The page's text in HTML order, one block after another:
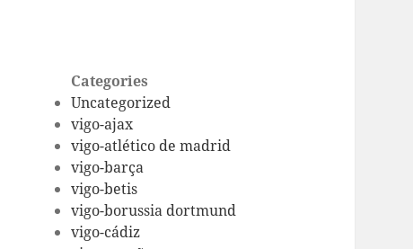
Categories
Uncategorized
vigo-ajax
vigo-atlético de madrid
vigo-barça
vigo-betis
vigo-borussia dortmund
vigo-cádiz